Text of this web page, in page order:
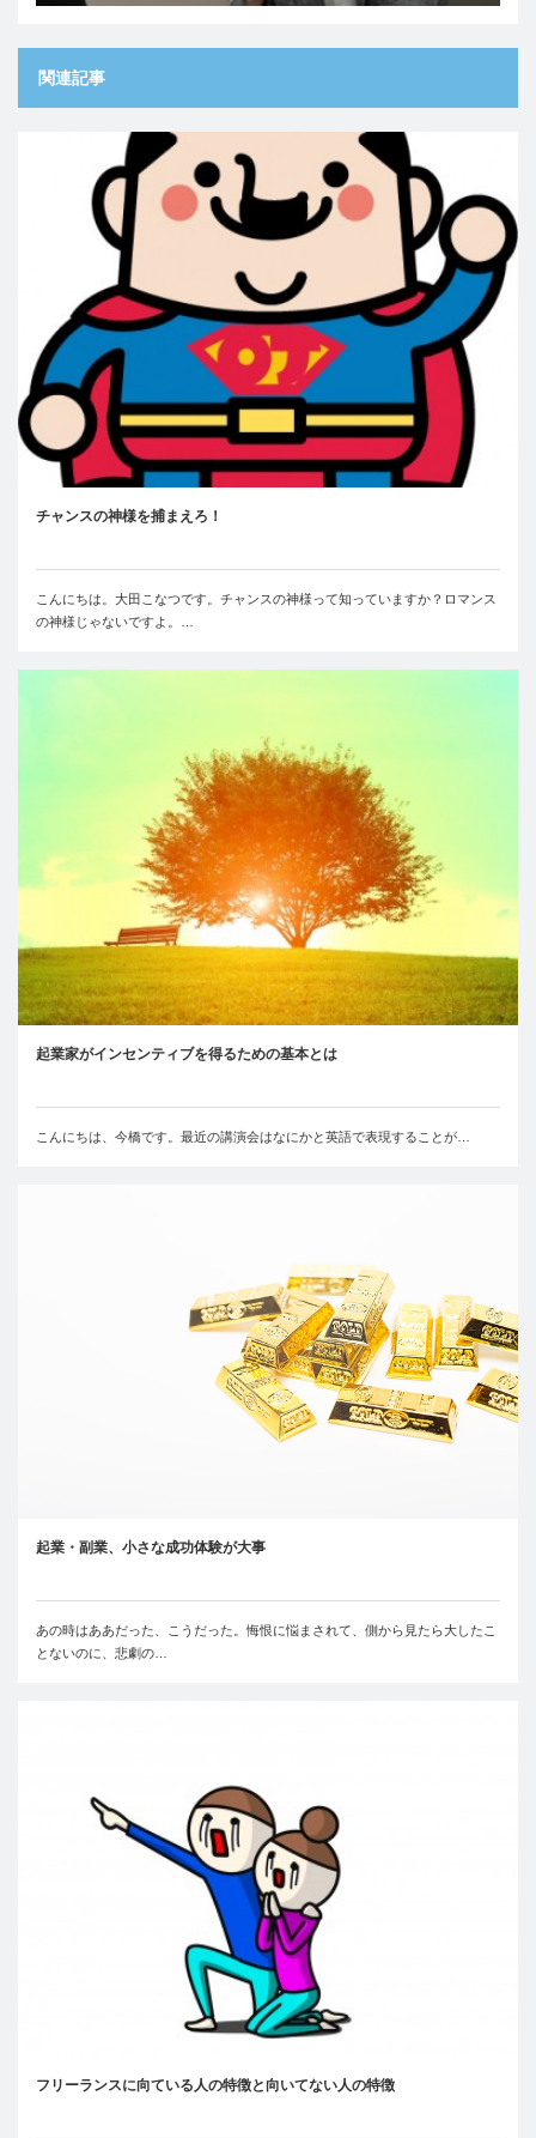
関連記事
チャンスの神様を捕まえろ！
こんにちは。大田こなつです。チャンスの神様って知っていますか？ロマンス
の神様じゃないですよ。…
起業家がインセンティブを得るための基本とは
こんにちは、今橋です。最近の講演会はなにかと英語で表現することが…
起業・副業、小さな成功体験が大事
あの時はああだった、こうだった。悔恨に悩まされて、側から見たら大したこ
とないのに、悲劇の…
フリーランスに向ている人の特徴と向いてない人の特徴